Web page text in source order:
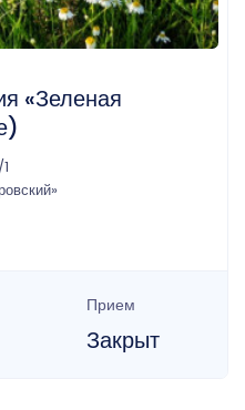
«Зеленая
Прием
Закрыт